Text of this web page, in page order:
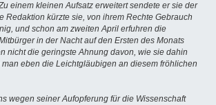
einem kleinen Aufsatz erweitert sendete er sie der
Redaktion kürzte sie, von ihrem Rechte Gebrauch
und schon am zweiten April erfuhren die
in der Nacht auf den Ersten des Monats
nicht die geringste Ahnung davon, wie sie dahin
eben die Leichtgläubigen an diesem fröhlichen
wegen seiner Aufopferung für die Wissenschaft